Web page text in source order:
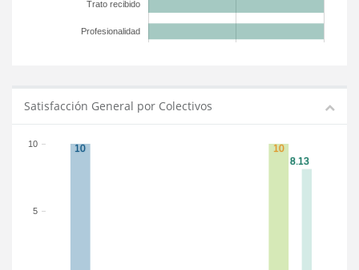
Trato recibido
Profesionalidad
Satisfacción General por Colectivos
5
10